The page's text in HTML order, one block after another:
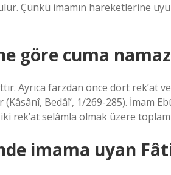
Çünkü imamın hareketlerine
göre cuma
Ayrıca farzdan önce dört
Bedâî’, 1/269-285). İmam
rek’at selâmla olmak üzere toplam
imama uyan